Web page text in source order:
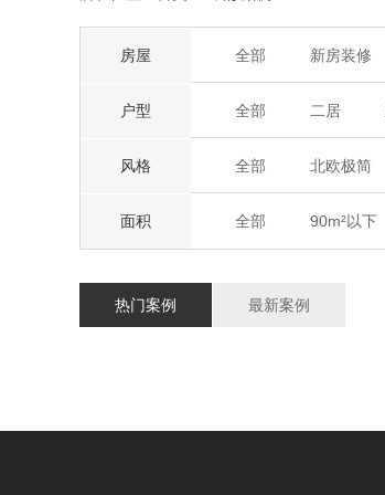
房屋 全部 新房装修
户型 全部 二居
风格 全部 北欧极简
面积 全部 90m²以下
热门案例 最新案例